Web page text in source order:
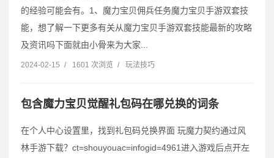
的经验可能会有。1、魔力宝贝佣兵任务魔力宝贝手游双套技
能，想了解一下更多有关从魔力宝贝手游双套技能最新的攻略
及资讯吗下面就由小骨来为大家...
2024-02-15 / 1601 次浏览 / 玩法技巧
包含魔力宝贝觉醒礼包码在哪兑换的词条
在个人中心设置里，找到礼包码兑换界面 玩魔力契约通过风
林手游下载？ct=shouyouac=infogid=4961进入游戏后点开左